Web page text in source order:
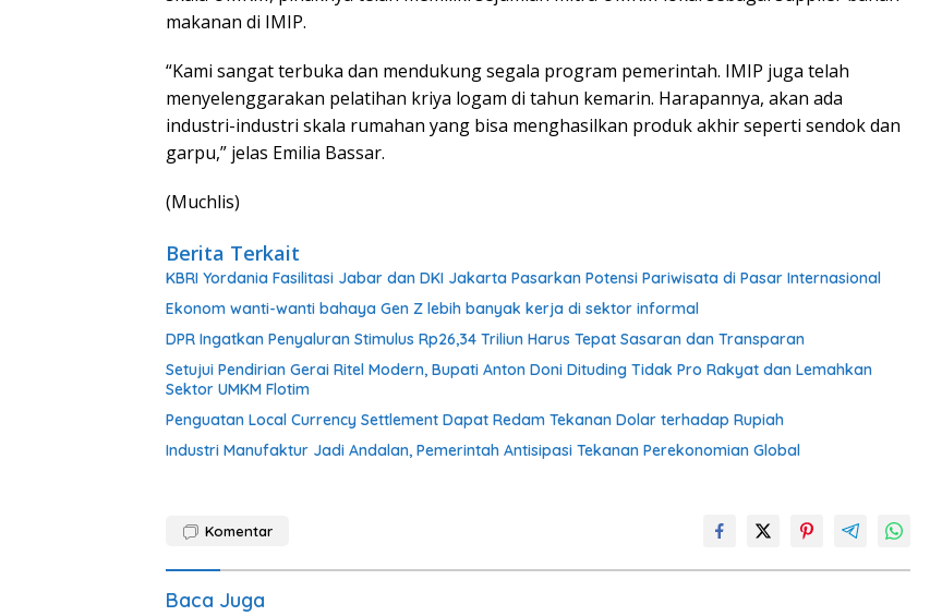
makanan di IMIP.
“Kami sangat terbuka dan mendukung segala program pemerintah. IMIP juga telah
menyelenggarakan pelatihan kriya logam di tahun kemarin. Harapannya, akan ada
industri-industri skala rumahan yang bisa menghasilkan produk akhir seperti sendok dan
garpu,” jelas Emilia Bassar.
(Muchlis)
Berita Terkait
KBRI Yordania Fasilitasi Jabar dan DKI Jakarta Pasarkan Potensi Pariwisata di Pasar Internasional
Ekonom wanti-wanti bahaya Gen Z lebih banyak kerja di sektor informal
DPR Ingatkan Penyaluran Stimulus Rp26,34 Triliun Harus Tepat Sasaran dan Transparan
Setujui Pendirian Gerai Ritel Modern, Bupati Anton Doni Dituding Tidak Pro Rakyat dan Lemahkan
Sektor UMKM Flotim
Penguatan Local Currency Settlement Dapat Redam Tekanan Dolar terhadap Rupiah
Industri Manufaktur Jadi Andalan, Pemerintah Antisipasi Tekanan Perekonomian Global
Komentar
Baca Juga